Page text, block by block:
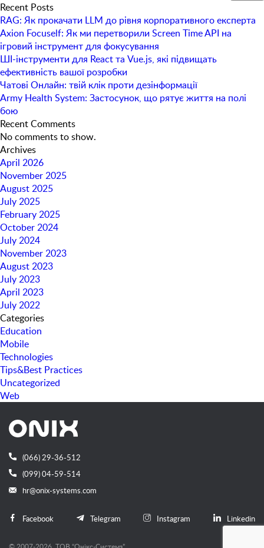
Recent Posts
RAG: Як прокачати LLM до рівня корпоративного експерта
Axion Focuself: Як ми перетворили Screen Time API на
ігровий інструмент для фокусування
ШІ-інструменти для React та Vue.js, які підвищать
ефективність вашої розробки
Чатові Онлайн: твій клік проти дезінформації
Army Health System: Застосунок, що рятує життя на полі
бою
Recent Comments
No comments to show.
Archives
April 2026
November 2025
August 2025
July 2025
February 2025
October 2024
July 2024
November 2023
August 2023
July 2023
April 2023
July 2022
Categories
Education
Mobile
Technologies
Tips&Best Practices
Uncategorized
Web
Facebook Telegram Instagram Linkedin
(066) 29-36-512
(099) 04-59-514
hr@onix-systems.com